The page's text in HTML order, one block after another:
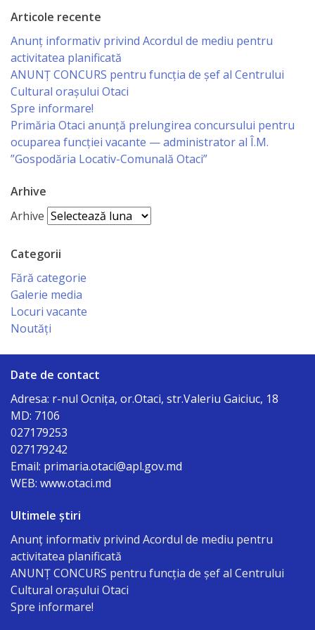
Organigrama
Dispozițiile
primarului
Consiliul
Secretarul
Componența
Regulamentul
consiliului
Deciziile
Procese-
Verbale
ale
ședințelor
Transparență
Proiecte
de
decizii
Articole recente
Anunț informativ privind Acordul de mediu pentru
activitatea planificată
ANUNŢ CONCURS pentru funcţia de şef al Centrului
Cultural oraşului Otaci
Spre informare!
Primăria Otaci anunță prelungirea concursului pentru
ocuparea funcției vacante — administrator al Î.M.
”Gospodăria Locativ-Comunală Otaci”
Arhive
Arhive
Categorii
Fără categorie
Galerie media
Locuri vacante
Noutăți
Date de contact
Adresa: r-nul Ocniţa, or.Otaci, str.Valeriu Gaiciuc, 18
MD: 7106
027179253
027179242
Email: primaria.otaci@apl.gov.md
WEB: www.otaci.md
Ultimele știri
Anunț informativ privind Acordul de mediu pentru
activitatea planificată
ANUNŢ CONCURS pentru funcţia de şef al Centrului
Cultural oraşului Otaci
Spre informare!